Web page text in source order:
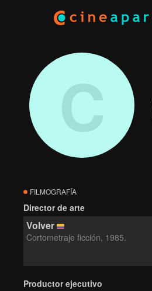
C
FILMOGRAFÍA
Director de arte
Volver
Cortometraje ficción, 1985.
Productor ejecutivo